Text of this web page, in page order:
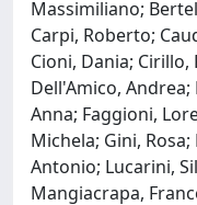
Massimiliano;
Carpi, Roberto;
Cioni, Dania;
Dell'Amico,
Anna; Faggioni,
Michela; Gini,
Antonio; Lucarini,
Mangiacrapa,